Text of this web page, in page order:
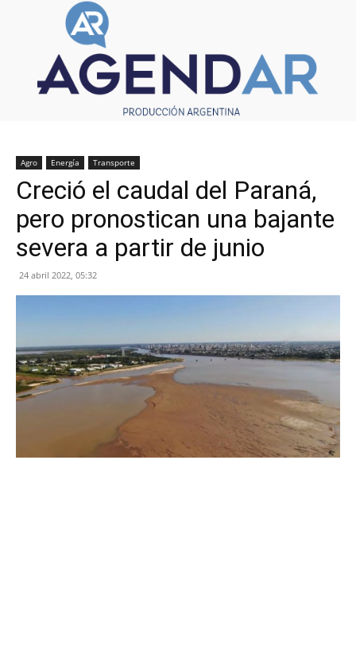
Agro Energía Transporte
Creció el caudal del Paraná,
pero pronostican una bajante
severa a partir de junio
24 abril 2022, 05:32